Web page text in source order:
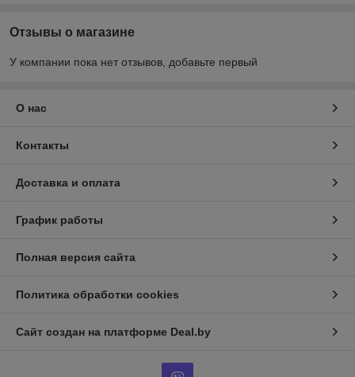
Отзывы о магазине
У компании пока нет отзывов, добавьте первый
О нас
Контакты
Доставка и оплата
График работы
Полная версия сайта
Политика обработки cookies
Сайт создан на платформе Deal.by